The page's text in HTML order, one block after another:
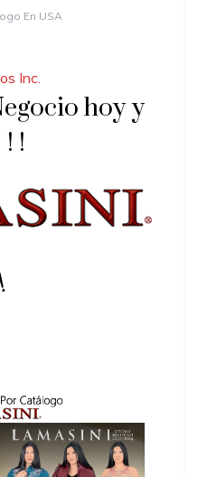
En USA
Inc.
hoy y
!